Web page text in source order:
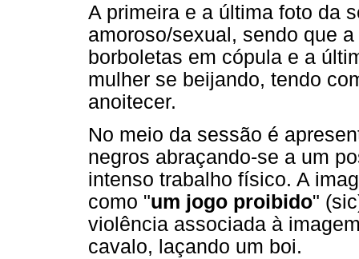
A primeira e a última foto da
amoroso/sexual, sendo que
borboletas em cópula e a
mulher se beijando, tendo
anoitecer.
No meio da sessão é
negros abraçando-se a um
intenso trabalho físico. A
como "um jogo proibido"
violência associada à
cavalo, laçando um boi.